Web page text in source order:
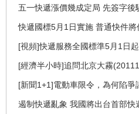
五一快遞漲價幾成定局 先簽字後
快遞國標5月1日實施 普通快件
[視頻]快遞服務全國標準5月1日
[經濟半小時]追問北京大霧
[新聞1+1]電動車限令，為何陷爭
遏制快遞亂象 我國將出台首部快